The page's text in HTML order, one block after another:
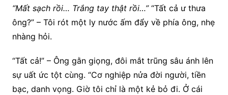
“Mất sạch rồi… Trắng tay thật rồi…”“Tất cả ư thưa
ông?” – Tôi rót một ly nước ấm đẩy về phía ông, nhẹ
nhàng hỏi.
“Tất cả!” – Ông gằn giọng, đôi mắt trũng sâu ánh lên
sự uất ức tột cùng. “Cơ nghiệp nửa đời người, tiền
bạc, danh vọng. Giờ tôi chỉ là một kẻ bỏ đi. Ở cái